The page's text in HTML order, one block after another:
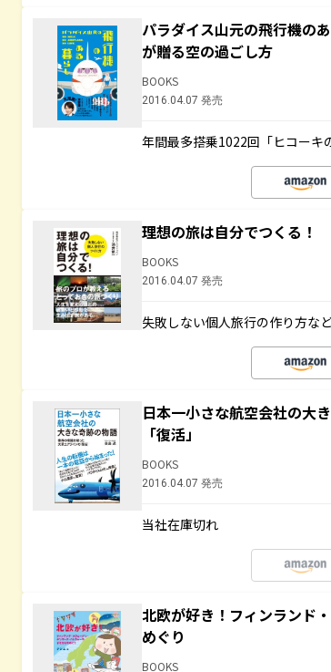
パラダイス山元の飛行機の
が贈る空の過ごし方
BOOKS
2016.04.07 発売
年間最多搭乗1022回「ヒコーキ
理想の旅は自分でつくる！
BOOKS
2016.04.07 発売
失敗しない個人旅行の作り方な
日本一小さな航空会社の大
「復活」
BOOKS
2016.04.07 発売
当社在庫切れ
北欧が好き！フィンランド
めぐり
BOOKS